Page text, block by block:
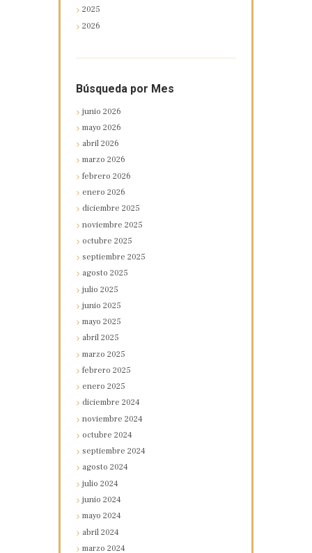
2025
2026
Búsqueda por Mes
junio2026
mayo2026
abril2026
marzo2026
febrero2026
enero2026
diciembre2025
noviembre2025
octubre2025
septiembre2025
agosto2025
julio2025
junio2025
mayo2025
abril2025
marzo2025
febrero2025
enero2025
diciembre2024
noviembre2024
octubre2024
septiembre2024
agosto2024
julio2024
junio2024
mayo2024
abril2024
marzo2024